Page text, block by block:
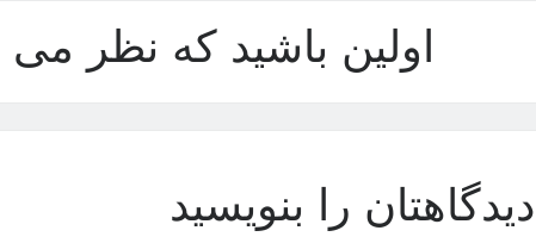
اولین باشید که نظر می
دیدگاهتان را بنویسید